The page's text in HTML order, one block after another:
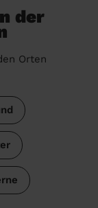
der
Orten